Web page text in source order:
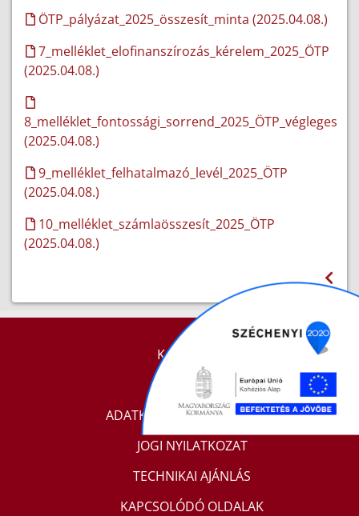
ÖTP_pályázat_2025_összesít_minta (2025.04.08.)
7_melléklet_elofinanszírozás_kérelem_2025_ÖTP
(2025.04.08.)
8_melléklet_fontossági_sorrend_2025_ÖTP_végleges
(2025.04.08.)
9_melléklet_felhatalmazó_levél_2025_ÖTP
(2025.04.08.)
10_melléklet_számlaösszesít_2025_ÖTP
(2025.04.08.)
KAPCSOLAT
IMPRESSZUM
ADATKEZELÉSI TÁJÉKOZTATÓ
JOGI NYILATKOZAT
TECHNIKAI AJÁNLÁS
KAPCSOLÓDÓ OLDALAK